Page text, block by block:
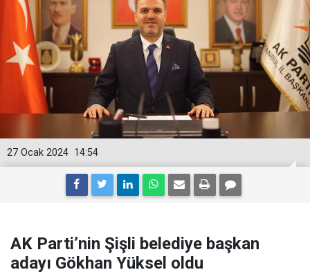
14:54
27 Ocak 2024
AK Parti’nin Şişli belediye başkan
adayı Gökhan Yüksel oldu